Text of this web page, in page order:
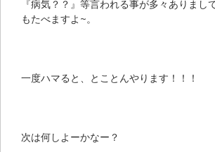
『病気？？』等言われる事が多々ありまし
もたべますよ~。
一度ハマると、とことんやります！！！
次は何しよーかなー？